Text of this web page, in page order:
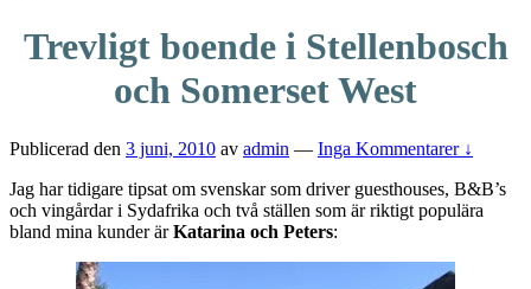
Trevligt boende i Stellenbosch
och Somerset West
Publicerad den 3 juni, 2010 av admin — Inga Kommentarer ↓
Jag har tidigare tipsat om svenskar som driver guesthouses, B&B’s
och vingårdar i Sydafrika och två ställen som är riktigt populära
bland mina kunder ärKatarina och Peters: